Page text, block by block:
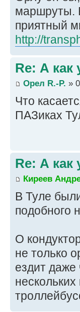
маршруты.
приятный
http://
Re: А как
Орел R.-P. »
Что
ПАЗиках
Re: А как
Киреев
В Туле
подобного
О
не только
ездит даже